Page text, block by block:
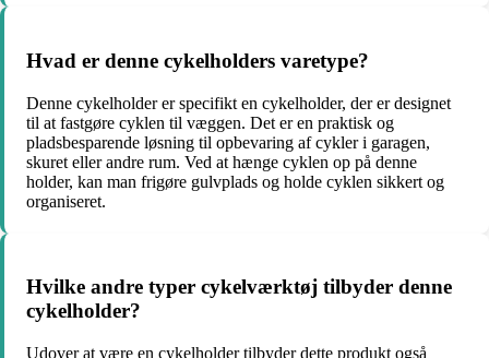
Hvad er denne cykelholders varetype?
Denne cykelholder er specifikt en cykelholder, der er designet
til at fastgøre cyklen til væggen. Det er en praktisk og
pladsbesparende løsning til opbevaring af cykler i garagen,
skuret eller andre rum. Ved at hænge cyklen op på denne
holder, kan man frigøre gulvplads og holde cyklen sikkert og
organiseret.
Hvilke andre typer cykelværktøj tilbyder denne
cykelholder?
Udover at være en cykelholder tilbyder dette produkt også